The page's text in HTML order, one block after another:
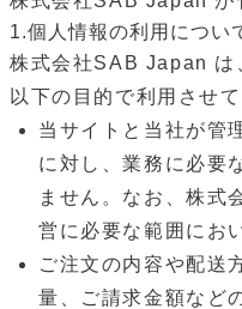
1.個⼈情報の利⽤につい
株式会社SAB Japan は
以下の⽬的で利⽤させて
当サイトと当社が管
に対し、業務に必要
ません。なお、株式
営に必要な範囲にお
ご注⽂の内容や配送
量、ご請求⾦額など